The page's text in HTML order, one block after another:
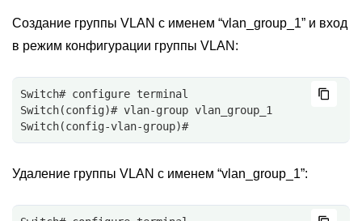
Создание группы VLAN с именем “vlan_group_1” и вход
в режим конфигурации группы VLAN:
Switch# configure terminal
Switch(config)# vlan-group vlan_group_1
Switch(config-vlan-group)#
Удаление группы VLAN с именем “vlan_group_1”: